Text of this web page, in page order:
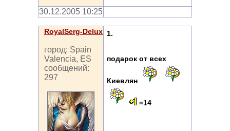
30.12.2005 10:25
RoyalSerg-Delux
город: Spain
Valencia, ES
сообщений:
297
1.
подарок от всех
Киевлян
=14